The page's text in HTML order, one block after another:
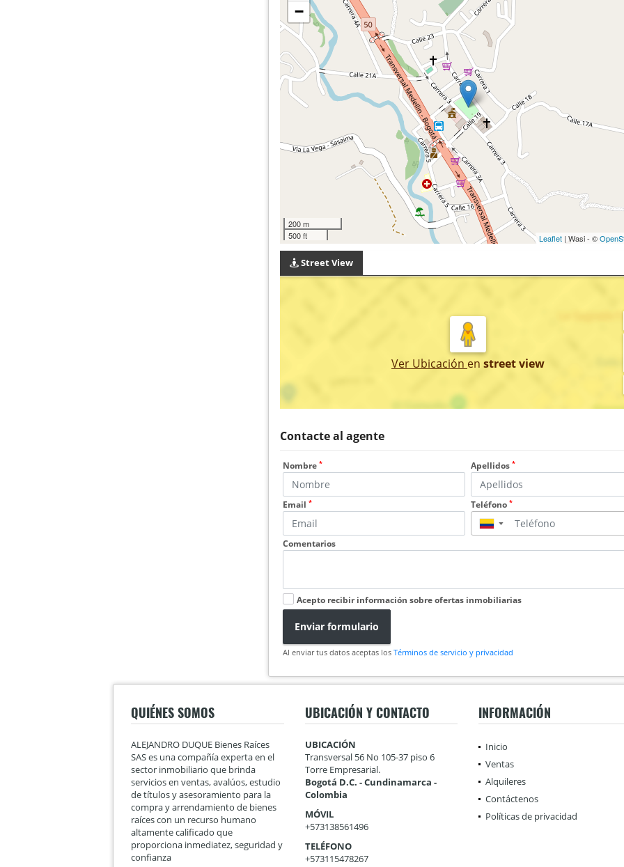
−
200 m
500 ft
Leaflet| Wasi - ©
Street View
Ver Ubicación en street view
Contacte al agente
Nombre * Apellidos *
Email * Teléfono *
▼
Comentarios
Acepto recibir información sobre ofertas inmobiliarias
Enviar formulario
Al enviar tus datos aceptas los Términos de servicio y privacidad
QUIÉNES SOMOS
ALEJANDRO DUQUE Bienes Raíces
SAS es una compañía experta en el
sector inmobiliario que brinda
servicios en ventas, avalúos, estudio
de títulos y asesoramiento para la
compra y arrendamiento de bienes
raíces con un recurso humano
altamente calificado que
proporciona inmediatez, seguridad y
confianza
UBICACIÓN Y CONTACTO
UBICACIÓN
Transversal 56 No 105-37 piso 6
Torre Empresarial.
Bogotá D.C. - Cundinamarca -
Colombia
MÓVIL
+573138561496
TELÉFONO
+573115478267
INFORMACIÓN
Inicio
Ventas
Alquileres
Contáctenos
Políticas de privacidad